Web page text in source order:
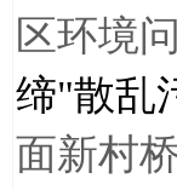
区环境
缔"散乱
面新村